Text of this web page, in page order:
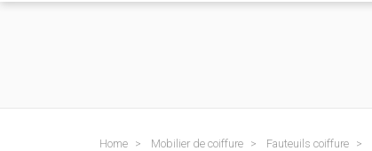
Home Mobilier de coiffure Fauteuils coiffure